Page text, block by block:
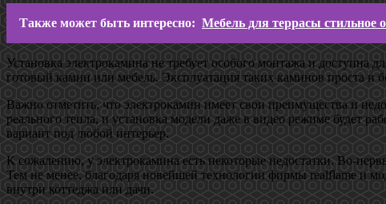
Также может быть интересно: Мебель для террасы стильное
Установка электрокамина не требует особого монтажа и доступна
готовый камин или мебель. Эксплуатация таких каминов проста и
Важно отметить, что электрокамин имеет свои преимущества и
реального тепла, и установка модели даже в видео режиме будет
вариант под любой интерьер.
К сожалению, у электрокамина есть некоторые недостатки. Во-
Тем не менее, благодаря новейшей технологии фирмы realflame и
внутри коттеджа или дачи.